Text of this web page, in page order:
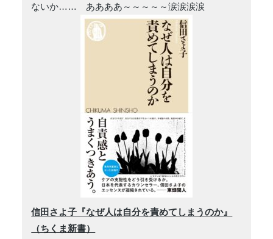
ないか…… ああああ～～～～～涙涙涙涙
信田さよ子『なぜ人は自分を責めてしまうのか』
（ちくま新書）